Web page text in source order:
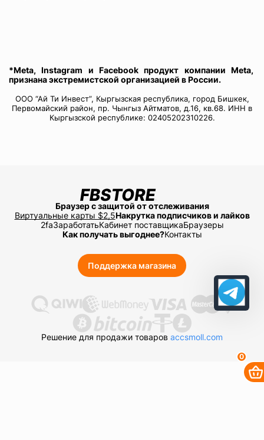
*Meta, Instagram и Facebook продукт компании Meta,
признана экстремистской организацией в России.
ООО “Ай Ти Инвест”, Кыргызская республика, город Бишкек,
Первомайский район, пр. Чынгыз Айтматов, д.16, кв.68. ИНН в
Кыргызской республике: 02405202310226.
Браузер с защитой от отслеживания
Виртуальные карты $2,5Накрутка подписчиков и лайков
2faЗаработатьКабинет поставщикаБраузеры
Как получать выгоднее?Контакты
Поддержка магазина
Решение для продажи товаров accsmoll.com
0